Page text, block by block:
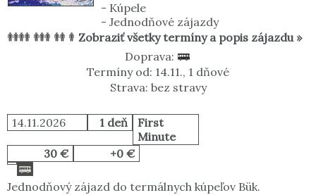
- Kúpele
- Jednodňové zájazdy
Zobraziť všetky termíny a popis zájazdu »
Doprava:
Termíny od: 14.11., 1 dňové
Strava: bez stravy
14.11.2026 1 deň
First
Minute
30 €
+0 €
Jednodňový zájazd do termálnych kúpeľov Bük.